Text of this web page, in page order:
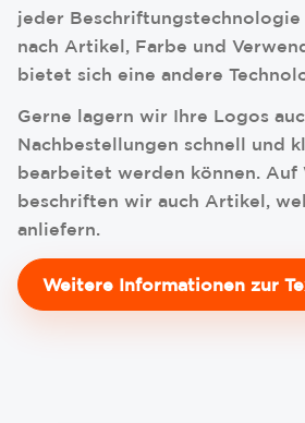
jeder
nach Artikel, Farbe und
bietet sich eine andere
Gerne lagern wir Ihre Logos
Nachbestellungen schnell und
bearbeitet werden können. Auf
beschriften wir auch Artikel,
anliefern.
Weitere Informationen zur